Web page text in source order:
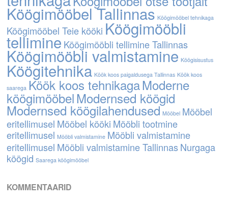
Köögimööbel Tallinnas Köögimööbel tehnikaga
Köögimööbel Teie kööki Köögimööbli
tellimine Köögimööbli tellimine Tallinnas
Köögimööbli valmistamine Köögisisustus
Köögitehnika Köök koos paigaldusega Tallinnas Köök koos
saarega Köök koos tehnikagaModerne
köögimööbelModernsed köögid
Modernsed köögilahendused Mööbel Mööbel
eritellimusel Mööbel kööki Mööbli tootmine
eritellimusel Mööbli valmistamine Mööbli valmistamine
eritellimusel Mööbli valmistamine TallinnasNurgaga
köögid Saarega köögimööbel
KOMMENTAARID